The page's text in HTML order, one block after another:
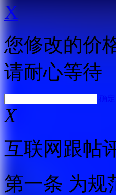
X
您修改的价
请耐心等待
确定
X
互联网跟帖
第一条 为规